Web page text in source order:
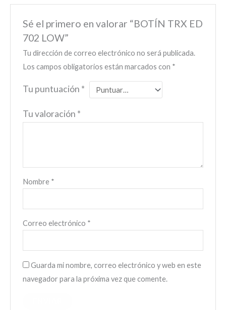
Sé el primero en valorar “BOTÍN TRX ED
702 LOW”
Tu dirección de correo electrónico no será publicada.
Los campos obligatorios están marcados con *
Tu puntuación *
Tu valoración *
Nombre *
Correo electrónico *
Guarda mi nombre, correo electrónico y web en este
navegador para la próxima vez que comente.